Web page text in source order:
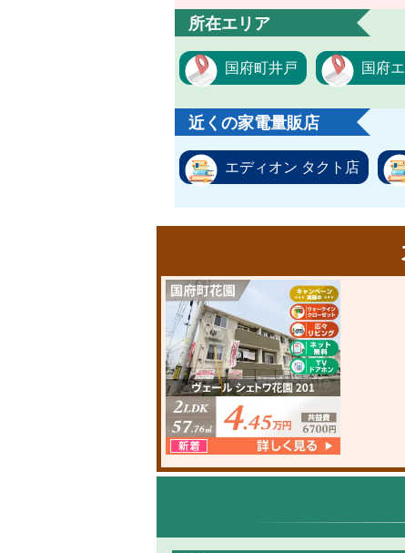
所在エリア
国府町井戸 国府
近くの家電量販店
エディオン タクト店